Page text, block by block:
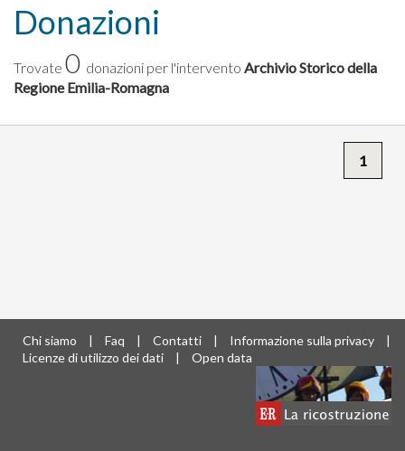
Donazioni
Trovate 0 donazioni per l'intervento Archivio Storico della
Regione Emilia-Romagna
1
Chi siamo | Faq | Contatti | Informazione sulla privacy
|
Licenze di utilizzo dei dati
| Open data